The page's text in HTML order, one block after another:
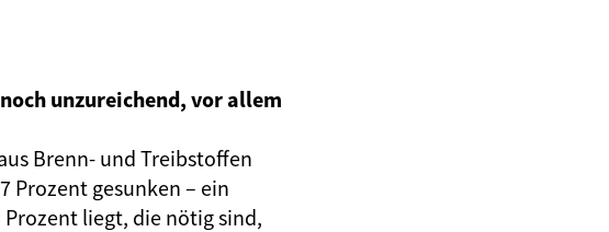
unzureichend, vor allem
Brenn- und Treibstoffen
Prozent gesunken – ein
liegt, die nötig sind,